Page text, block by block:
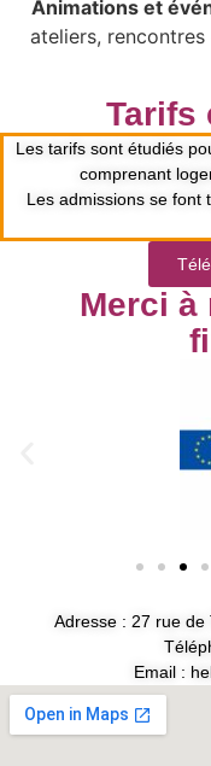
Animations et
ateliers,
Tarifs
Les tarifs sont étudiés
comprenant
Les admissions se font
Merci à
Adresse : 27 rue de
Email :